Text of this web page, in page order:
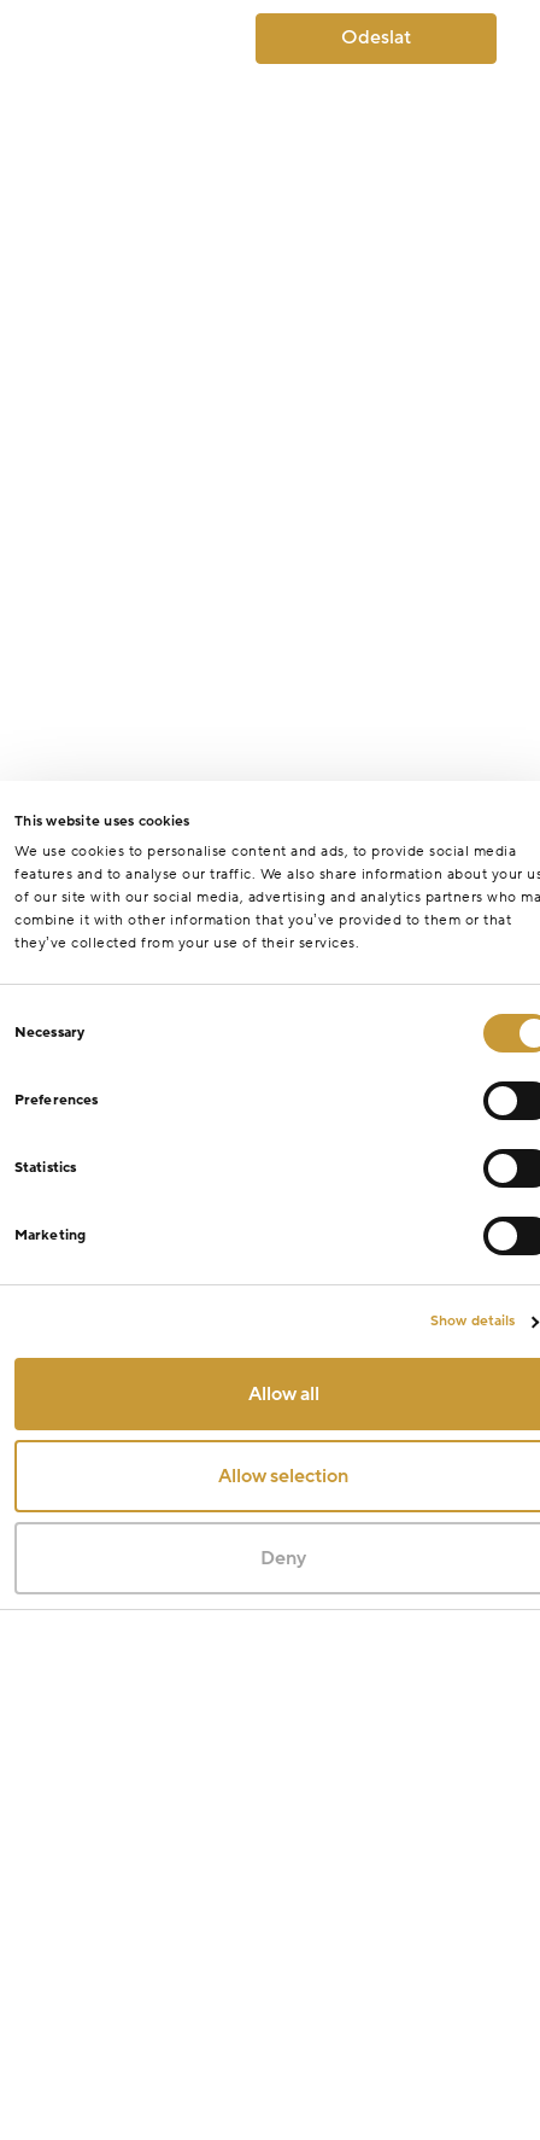
This website uses cookies
We use cookies to personalise content and ads, to provide social media
features and to analyse our traffic. We also share information about your
of our site with our social media, advertising and analytics partners who
combine it with other information that you’ve provided to them or that
they’ve collected from your use of their services.
Selection
Necessary
Preferences
Statistics
Marketing
Show details
Allow all
Allow selection
Deny
Odeslat